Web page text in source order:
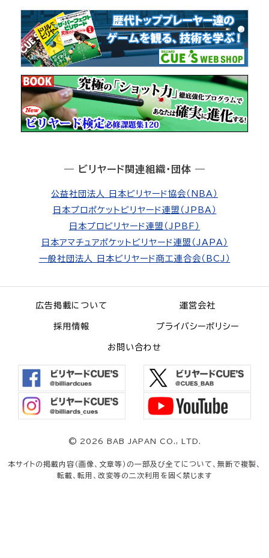
― ビリヤード関連組織・団体 ―
公益社団法人 日本ビリヤード協会（NBA）
日本プロポケットビリヤード連盟（JPBA）
日本プロビリヤード連盟（JPBF）
日本アマチュアポケットビリヤード連盟（JAPA）
一般社団法人 日本ビリヤード商工連合会（BCJ）
広告掲載について 運営会社
採用情報 プライバシーポリシー
お問い合わせ
© 2026 BAB JAPAN CO., LTD.
本サイトの掲載内容（画像、文章等）の一部及び全てについて、無断で複製、
転載、転用、改変等の二次利用を固く禁じます